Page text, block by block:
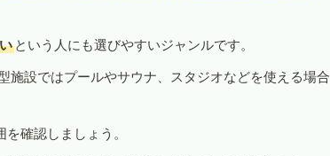
という人にも選びやすいジャンルです。
設ではプールやサウナ、スタジオなどを使える場合
確認しましょう。